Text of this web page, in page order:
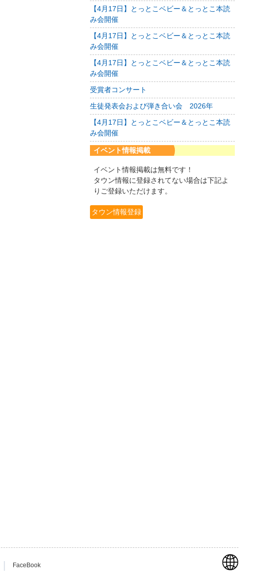
【4月17日】とっとこベビー＆とっとこ本読
み会開催
【4月17日】とっとこベビー＆とっとこ本読
み会開催
【4月17日】とっとこベビー＆とっとこ本読
み会開催
受賞者コンサート
生徒発表会および弾き合い会 2026年
【4月17日】とっとこベビー＆とっとこ本読
み会開催
イベント情報掲載
イベント情報掲載は無料です！
タウン情報に登録されてない場合は下記よ
りご登録いただけます。
タウン情報登録
FaceBook